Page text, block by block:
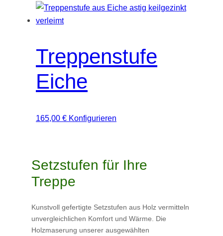
Treppenstufe
Eiche
165,00 € Konfigurieren
Setzstufen für Ihre
Treppe
Kunstvoll gefertigte Setzstufen aus Holz vermitteln
unvergleichlichen Komfort und Wärme. Die
Holzmaserung unserer ausgewählten